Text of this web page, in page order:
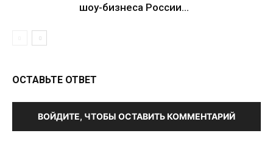
шоу-бизнеса России...
ОСТАВЬТЕ ОТВЕТ
ВОЙДИТЕ, ЧТОБЫ ОСТАВИТЬ КОММЕНТАРИЙ